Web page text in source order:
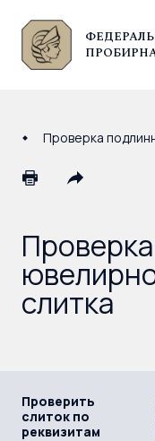
© Федеральная
Проверка
слитка
Проверить
слиток по
реквизитам